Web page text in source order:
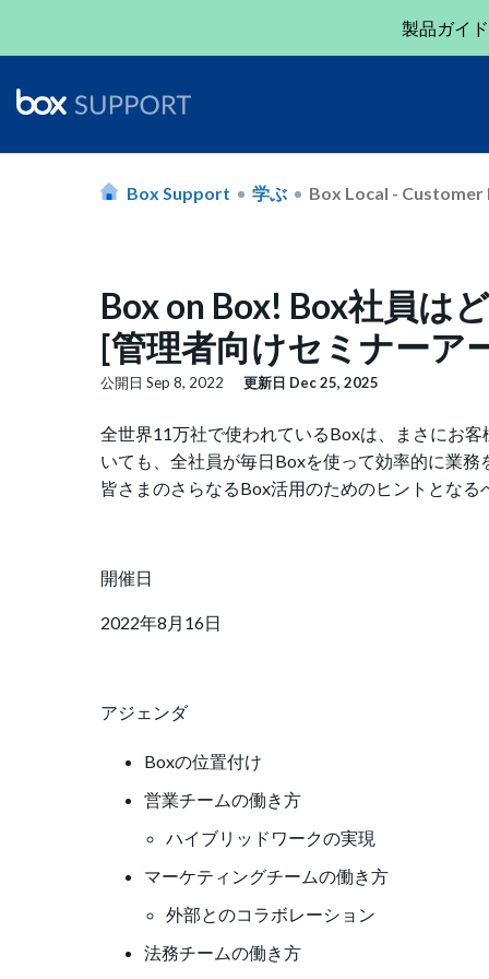
製品ガイ
Box Support 学ぶ Box Local -
Box on Box! Box社員は
[管理者向けセミナーア
公開日 Sep 8, 2022 更新日 Dec 25, 2025
全世界11万社で使われているBoxは、まさにお
いても、全社員が毎日Boxを使って効率的に業務
皆さまのさらなるBox活用のためのヒントとな
開催日
2022年8月16日
アジェンダ
Boxの位置付け
営業チームの働き方
ハイブリッドワークの実現
マーケティングチームの働き方
外部とのコラボレーション
法務チームの働き方